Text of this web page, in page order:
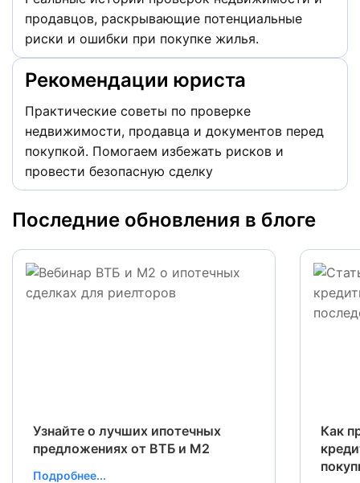
продавцов, раскрывающие потенциальные
риски и ошибки при покупке жилья.
Рекомендации юриста
Практические советы по проверке
недвижимости, продавца и документов перед
покупкой. Помогаем избежать рисков и
провести безопасную сделку
Последние обновления в блоге
Узнайте о лучших ипотечных
предложениях от ВТБ и М2
Подробнее...
Как